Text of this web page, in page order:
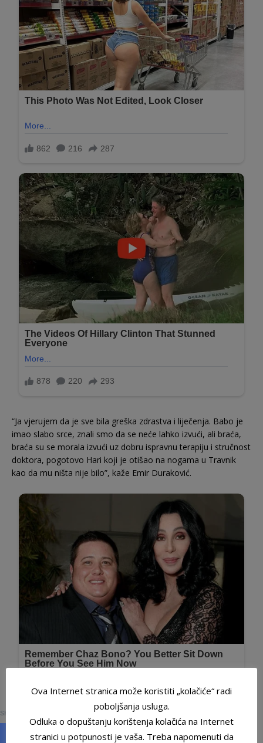
“Ja vjerujem da je sve bila greška zdrastva i liječenja. Babo je
imao slabo srce, znali smo da se neće lahko izvući, ali braća,
braća su se morala izvući uz dobru ispravnu terapiju i stručnost
doktora, pogotovo Hari koji je otišao na nogama u Travnik
kao da mu ništa nije bilo”, kaže Emir Duraković.
Ova Internet stranica može koristiti „kolačiće“ radi
poboljšanja usluga.
Odluka o dopuštanju korištenja kolačića na Internet
stranici u potpunosti je vaša. Treba napomenuti da
SHARES